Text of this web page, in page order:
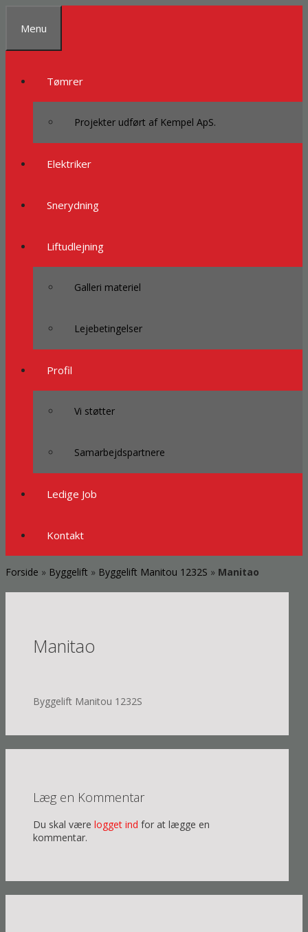
Menu
Tømrer
Projekter udført af Kempel ApS.
Elektriker
Snerydning
Liftudlejning
Galleri materiel
Lejebetingelser
Profil
Vi støtter
Samarbejdspartnere
Ledige Job
Kontakt
Forside » Byggelift » Byggelift Manitou 1232S » Manitao
Manitao
Navigation
for
Byggelift Manitou 1232S
Læg en Kommentar
Du skal være logget ind for at lægge en
kommentar.